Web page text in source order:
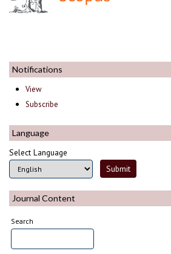
Notifications
View
Subscribe
Language
Select Language
Journal Content
Search